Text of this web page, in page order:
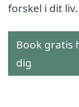
forskel i dit liv.
Book gratis
dig